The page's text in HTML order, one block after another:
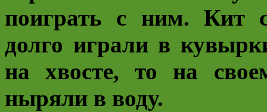
поиграть с ним. Кит
долго играли в
на хвосте, то на
ныряли в воду.